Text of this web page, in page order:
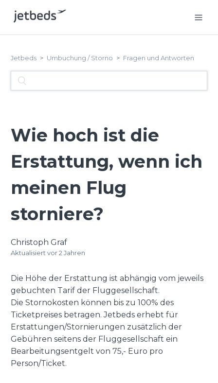
Jetbeds Umbuchung / Storno Fragen und Antworten
Wie hoch ist die
Erstattung, wenn ich
meinen Flug
storniere?
Christoph Graf
Aktualisiertvor 2 Jahren
Die Höhe der Erstattung ist abhängig vom jeweils
gebuchten Tarif der Fluggesellschaft.
Die Stornokosten können bis zu 100% des
Ticketpreises betragen. Jetbeds erhebt für
Erstattungen/Stornierungen zusätzlich der
Gebühren seitens der Fluggesellschaft ein
Bearbeitungsentgelt von 75,- Euro pro
Person/Ticket.